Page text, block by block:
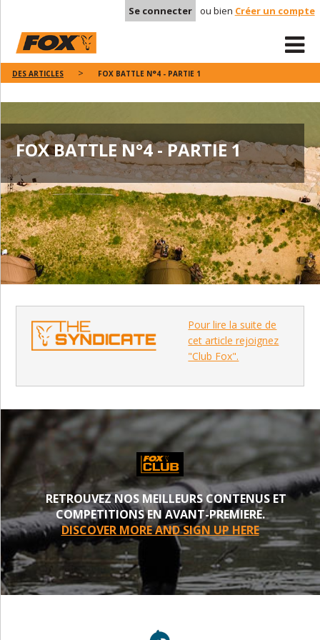
Se connecter ou bien Créer un compte
DES ARTICLES FOX BATTLE N°4 - PARTIE 1
FOX BATTLE N°4 - PARTIE 1
Pour lire la suite de
cet article rejoignez
"Club Fox".
RETROUVEZ NOS MEILLEURS CONTENUS ET
COMPETITIONS EN AVANT-PREMIERE.
DISCOVER MORE AND SIGN UP HERE